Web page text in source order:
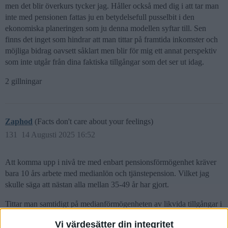
Vi värdesätter din integritet
men det blir överkurs tycker jag. Håller också med dig i att tar man
inte med pensionen fattas ju en betydelsefull pusselbit i den
ekonomiska planeringen som ju denna modellen syftar till. Sen
finns det inget som hindrar att man tittar på framtida inkomster och
möjliga bidrag oavsett såklart men blir för mig ett annat perspektiv
som inte utgår från dina faktiska tillgångar som det ser ut idag.
2 gillningar
Zaphod (Facts don't care about your feelings)
14 Augusti 2025 16:52
131
Att komma upp i nivå tre med enbart pensionsförmögenhet kräver
bara 10 års arbete med medianlön och tjänstepension. Vilket jag
skulle säga att nästan alla mellan 35-49 år har gjort.
Tittar man samtidigt på medianförmögenheten av likvida tillgångar i
(sverigestapeln). Vilket ger dom 97% av förmögenheten i